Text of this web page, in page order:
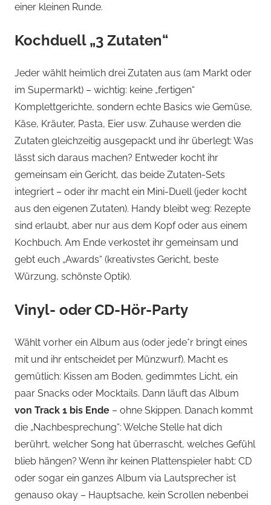
einer kleinen Runde.
Kochduell „3 Zutaten“
Jeder wählt heimlich drei Zutaten aus (am Markt oder
im Supermarkt) – wichtig: keine „fertigen“
Komplettgerichte, sondern echte Basics wie Gemüse,
Käse, Kräuter, Pasta, Eier usw. Zuhause werden die
Zutaten gleichzeitig ausgepackt und ihr überlegt: Was
lässt sich daraus machen? Entweder kocht ihr
gemeinsam ein Gericht, das beide Zutaten-Sets
integriert – oder ihr macht ein Mini-Duell (jeder kocht
aus den eigenen Zutaten). Handy bleibt weg: Rezepte
sind erlaubt, aber nur aus dem Kopf oder aus einem
Kochbuch. Am Ende verkostet ihr gemeinsam und
gebt euch „Awards“ (kreativstes Gericht, beste
Würzung, schönste Optik).
Vinyl- oder CD-Hör-Party
Wählt vorher ein Album aus (oder jede*r bringt eines
mit und ihr entscheidet per Münzwurf). Macht es
gemütlich: Kissen am Boden, gedimmtes Licht, ein
paar Snacks oder Mocktails. Dann läuft das Album
von Track 1 bis Ende – ohne Skippen. Danach kommt
die „Nachbesprechung“: Welche Stelle hat dich
berührt, welcher Song hat überrascht, welches Gefühl
blieb hängen? Wenn ihr keinen Plattenspieler habt: CD
oder sogar ein ganzes Album via Lautsprecher ist
genauso okay – Hauptsache, kein Scrollen nebenbei